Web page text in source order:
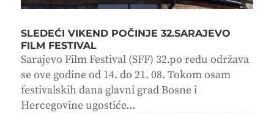
SLEDEĆI VIKEND POČINJE 32.SARAJEVO
FILM FESTIVAL
Sarajevo Film Festival (SFF) 32.po redu održava
se ove godine od 14. do 21. 08. Tokom osam
festivalskih dana glavni grad Bosne i
Hercegovine ugostiće...